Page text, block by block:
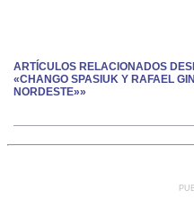
ARTÍCULOS RELACIONADOS
«CHANGO SPASIUK Y RAFAEL
NORDESTE»»